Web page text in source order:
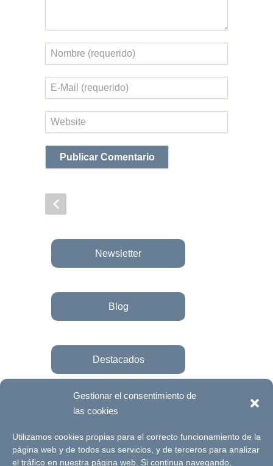
Gestionar el consentimiento de
las cookies
Utilizamos cookies propias para el correcto funcionamiento de la
página web y de todos sus servicios, y de terceros para analizar
el tráfico en nuestra página web. Si continua navegando,
Nombre
Correo
electrónico
Web
Newsletter
Blog
Destacados
Únete a la fundación